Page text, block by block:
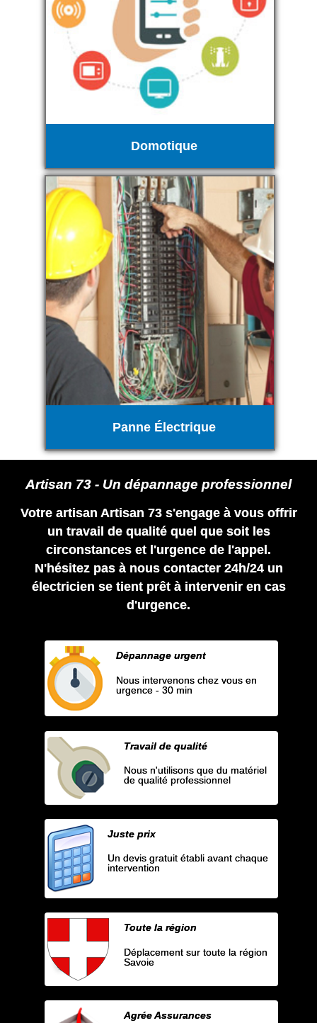
Domotique
Panne Électrique
Artisan 73 - Un dépannage professionnel
Votre artisan Artisan 73 s'engage à vous offrir
un travail de qualité quel que soit les
circonstances et l'urgence de l'appel.
N'hésitez pas à nous contacter 24h/24 un
électricien se tient prêt à intervenir en cas
d'urgence.
Dépannage urgent
Nous intervenons chez vous en
urgence - 30 min
Travail de qualité
Nous n'utilisons que du matériel
de qualité professionnel
Juste prix
Un devis gratuit établi avant chaque
intervention
Toute la région
Déplacement sur toute la région
Savoie
Agrée Assurances